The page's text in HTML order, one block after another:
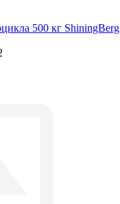
500 кг